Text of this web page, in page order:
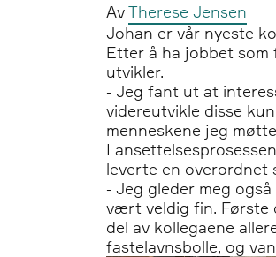
AvTherese Jensen
Johan er vår nyeste
Etter å ha jobbet som
utvikler.
- Jeg fant ut at
videreutvikle disse
menneskene jeg
I
leverte en overordnet
- Jeg gleder meg
vært veldig fin. Første
del av kollegaene
fastelavnsbolle, og